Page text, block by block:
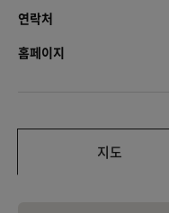
연락처
홈페이지
지도